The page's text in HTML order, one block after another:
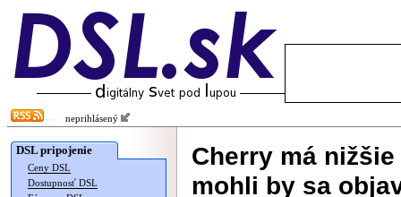
neprihlásený
DSL pripojenie
Ceny DSL
Dostupnosť DSL
Cherry má
mohli by sa